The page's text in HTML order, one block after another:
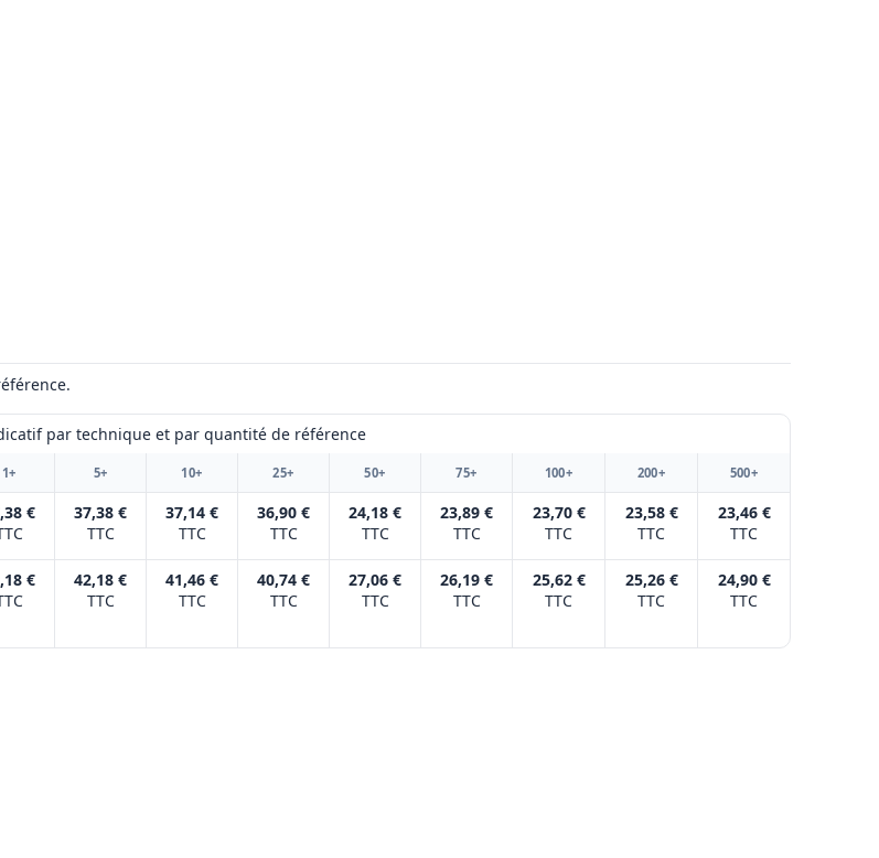
par technique et par quantité de référence
1+ 5+ 10+ 25+ 50+ 75+ 100+ 200+ 500+
€
37,38 €
TTC
37,14 €
TTC
36,90 €
TTC
24,18 €
TTC
23,89 €
TTC
23,70 €
TTC
23,58 €
TTC
23,46 €
TTC
€
42,18 €
TTC
41,46 €
TTC
40,74 €
TTC
27,06 €
TTC
26,19 €
TTC
25,62 €
TTC
25,26 €
TTC
24,90 €
TTC